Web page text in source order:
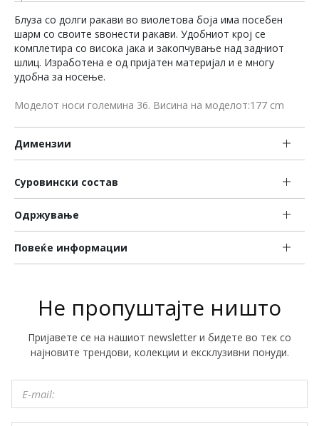
Блуза со долги ракави во виолетова боја има посебен
шарм со своите ѕвонести ракави. Удобниот крој се
комплетира со висока јака и закопчување над задниот
шлиц. Изработена е од пријатен материјал и е многу
удобна за носење.
Моделот носи големина 36. Висина на моделот:177 cm
Димензии
Суровински состав
Одржување
Повеќе информации
Не пропуштајте ништо
Пријавете се на нашиот newsletter и бидете во тек со
најновите трендови, колекции и ексклузивни понуди.